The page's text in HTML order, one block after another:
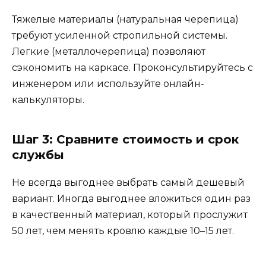
Тяжелые материалы (натуральная черепица)
требуют усиленной стропильной системы.
Легкие (металлочерепица) позволяют
сэкономить на каркасе. Проконсультируйтесь с
инженером или используйте онлайн-
калькуляторы.
Шаг 3: Сравните стоимость и срок
службы
Не всегда выгоднее выбрать самый дешевый
вариант. Иногда выгоднее вложиться один раз
в качественный материал, который прослужит
50 лет, чем менять кровлю каждые 10–15 лет.